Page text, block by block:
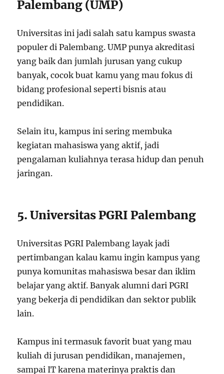
Palembang (UMP)
Universitas ini jadi salah satu kampus swasta
populer di Palembang. UMP punya akreditasi
yang baik dan jumlah jurusan yang cukup
banyak, cocok buat kamu yang mau fokus di
bidang profesional seperti bisnis atau
pendidikan.
Selain itu, kampus ini sering membuka
kegiatan mahasiswa yang aktif, jadi
pengalaman kuliahnya terasa hidup dan penuh
jaringan.
5. Universitas PGRI Palembang
Universitas PGRI Palembang layak jadi
pertimbangan kalau kamu ingin kampus yang
punya komunitas mahasiswa besar dan iklim
belajar yang aktif. Banyak alumni dari PGRI
yang bekerja di pendidikan dan sektor publik
lain.
Kampus ini termasuk favorit buat yang mau
kuliah di jurusan pendidikan, manajemen,
sampai IT karena materinya praktis dan